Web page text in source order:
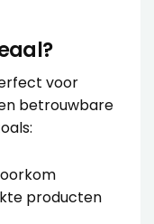
voor
betrouwbare
producten